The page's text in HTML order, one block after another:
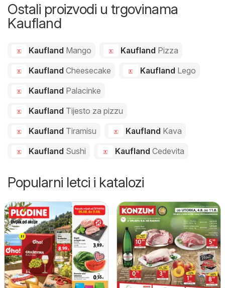
Ostali proizvodi u trgovinama
Kaufland
Kaufland Mango Kaufland Pizza
Kaufland Cheesecake Kaufland Lego
Kaufland Palacinke
Kaufland Tijesto za pizzu
Kaufland Tiramisu Kaufland Kava
Kaufland Sushi Kaufland Cedevita
Popularni letci i katalozi